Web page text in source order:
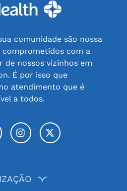
comunidade são nossa
comprometidos com a
de nossos vizinhos em
É por isso que
atendimento que é
a todos.
InstagramTwitter / X